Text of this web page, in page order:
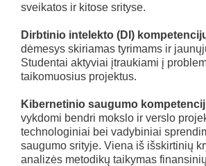
sveikatos ir kitose srityse.
Dirbtinio intelekto (DI)
dėmesys skiriamas tyrimams ir
Studentai aktyviai įtraukiami į
taikomuosius projektus.
Kibernetinio saugumo
vykdomi bendri mokslo ir verslo
technologiniai bei vadybiniai
saugumo srityje. Viena iš išskirtinių
analizės metodikų taikymas